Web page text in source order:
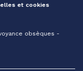
et cookies
obsèques -